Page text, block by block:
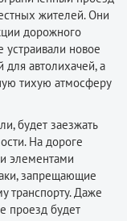
жителей. Они
дорожного
новое
автолихачей, а
тихую атмосферу
будет заезжать
На дороге
элементами
запрещающие
транспорту. Даже
проезд будет